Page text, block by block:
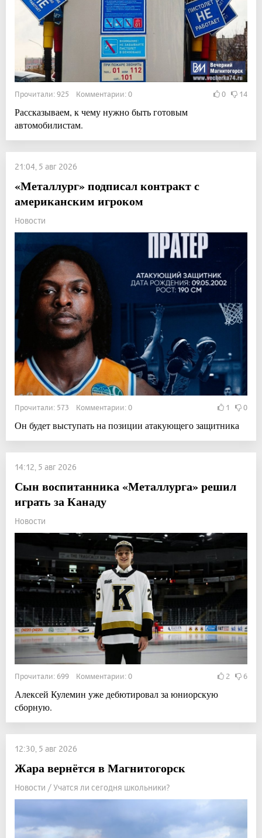
Прочитали: 925 Комментарии: 0 0 14
Рассказываем, к чему нужно быть готовым
автомобилистам.
21:04, 5 авг 2026
«Металлург» подписал контракт с
американским игроком
Новости
Прочитали: 573 Комментарии: 0 1 0
Он будет выступать на позиции атакующего защитника
14:12, 5 авг 2026
Сын воспитанника «Металлурга» решил
играть за Канаду
Новости
Прочитали: 699 Комментарии: 0 2 6
Алексей Кулемин уже дебютировал за юниорскую
сборную.
12:30, 5 авг 2026
Жара вернётся в Магнитогорск
Новости / Учатся ли сегодня школьники?